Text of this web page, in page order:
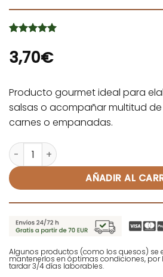
con5de 5
en base a
cliente
3,70€
Producto gourmet ideal para
salsas o acompañar multitud
carnes o empanadas.
Crema de Aceitunas Verdes y
AÑADIR AL
Alternative:
Algunos productos (como los quesos) se
mantenerlos en óptimas condiciones, por
tardar 3/4 días laborables.